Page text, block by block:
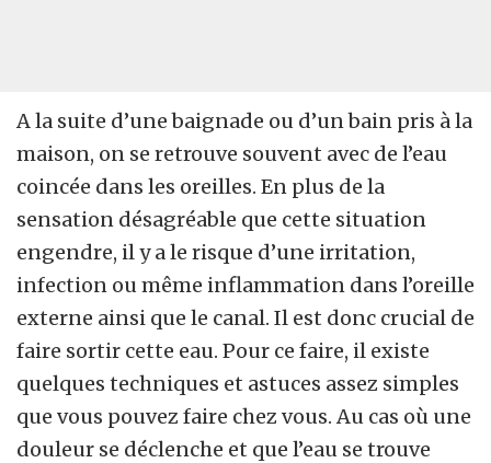
A la suite d’une baignade ou d’un bain pris à la
maison, on se retrouve souvent avec de l’eau
coincée dans les oreilles. En plus de la
sensation désagréable que cette situation
engendre, il y a le risque d’une irritation,
infection ou même inflammation dans l’oreille
externe ainsi que le canal. Il est donc crucial de
faire sortir cette eau. Pour ce faire, il existe
quelques techniques et astuces assez simples
que vous pouvez faire chez vous. Au cas où une
douleur se déclenche et que l’eau se trouve